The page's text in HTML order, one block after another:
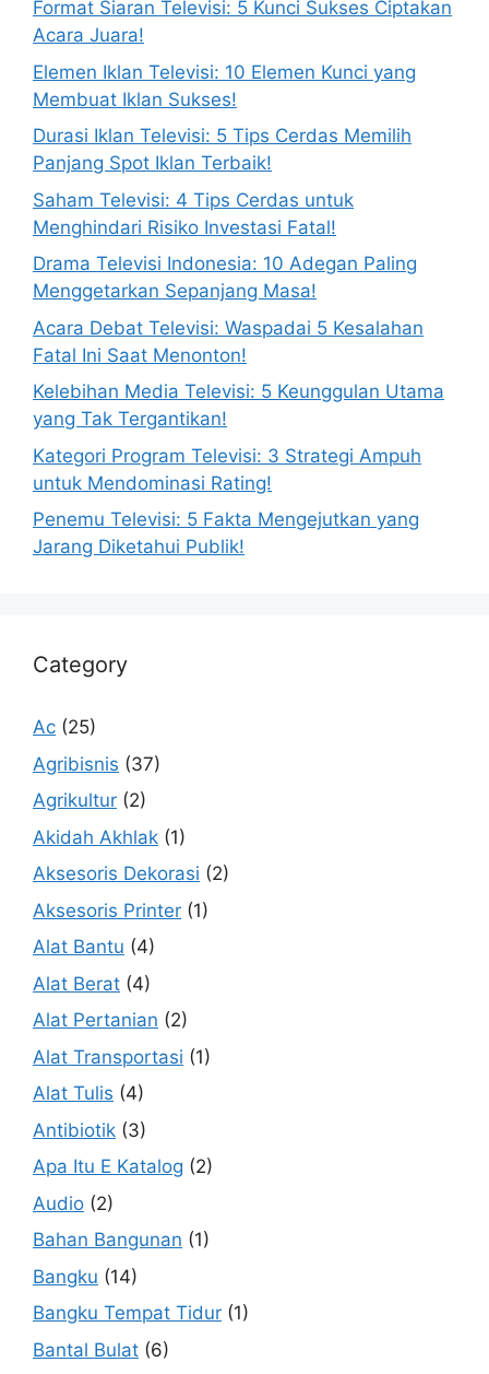
Format Siaran Televisi: 5 Kunci Sukses Ciptakan
Acara Juara!
Elemen Iklan Televisi: 10 Elemen Kunci yang
Membuat Iklan Sukses!
Durasi Iklan Televisi: 5 Tips Cerdas Memilih
Panjang Spot Iklan Terbaik!
Saham Televisi: 4 Tips Cerdas untuk
Menghindari Risiko Investasi Fatal!
Drama Televisi Indonesia: 10 Adegan Paling
Menggetarkan Sepanjang Masa!
Acara Debat Televisi: Waspadai 5 Kesalahan
Fatal Ini Saat Menonton!
Kelebihan Media Televisi: 5 Keunggulan Utama
yang Tak Tergantikan!
Kategori Program Televisi: 3 Strategi Ampuh
untuk Mendominasi Rating!
Penemu Televisi: 5 Fakta Mengejutkan yang
Jarang Diketahui Publik!
Category
Ac (25)
Agribisnis (37)
Agrikultur (2)
Akidah Akhlak (1)
Aksesoris Dekorasi (2)
Aksesoris Printer (1)
Alat Bantu (4)
Alat Berat (4)
Alat Pertanian (2)
Alat Transportasi (1)
Alat Tulis (4)
Antibiotik (3)
Apa Itu E Katalog (2)
Audio (2)
Bahan Bangunan (1)
Bangku (14)
Bangku Tempat Tidur (1)
Bantal Bulat (6)